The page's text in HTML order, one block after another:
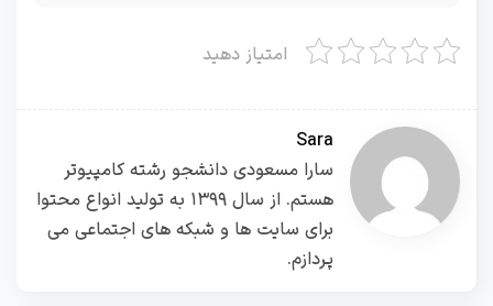
امتیاز دهید
Sara
سارا مسعودی دانشجو رشته کامپیوتر
هستم. از سال ۱۳۹۹ به تولید انواع محتوا
برای سایت ها و شبکه های اجتماعی می
پردازم.